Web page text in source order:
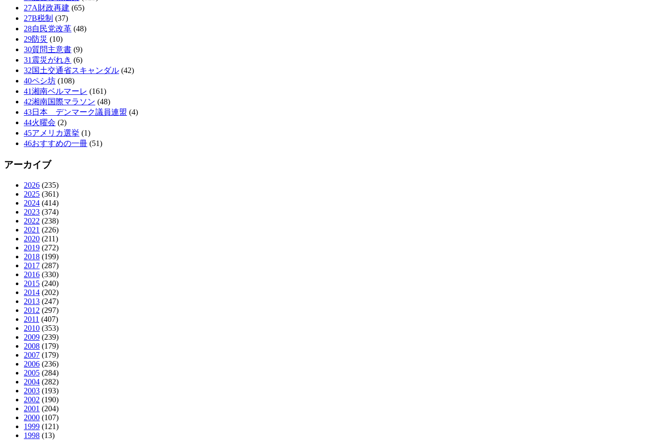
27A財政再建 (65)
27B税制 (37)
28自民党改革 (48)
29防災 (10)
30質問主意書 (9)
31震災がれき (6)
32国土交通省スキャンダル (42)
40ペシ坊 (108)
41湘南ベルマーレ (161)
42湘南国際マラソン (48)
43日本 デンマーク議員連盟 (4)
44火曜会 (2)
45アメリカ選挙 (1)
46おすすめの一冊 (51)
アーカイブ
2026 (235)
2025 (361)
2024 (414)
2023 (374)
2022 (238)
2021 (226)
2020 (211)
2019 (272)
2018 (199)
2017 (287)
2016 (330)
2015 (240)
2014 (202)
2013 (247)
2012 (297)
2011 (407)
2010 (353)
2009 (239)
2008 (179)
2007 (179)
2006 (236)
2005 (284)
2004 (282)
2003 (193)
2002 (190)
2001 (204)
2000 (107)
1999 (121)
1998 (13)